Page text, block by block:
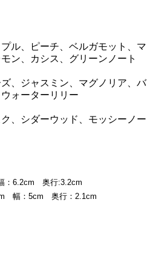
ル、ピーチ、ベルガモット、マ
ン、カシス、グリーンノート
、ジャスミン、マグノリア、バ
ォーターリリー
、シダーウッド、モッシーノー
：6.2cm 奥行:3.2cm
幅：5cm 奥行：2.1cm